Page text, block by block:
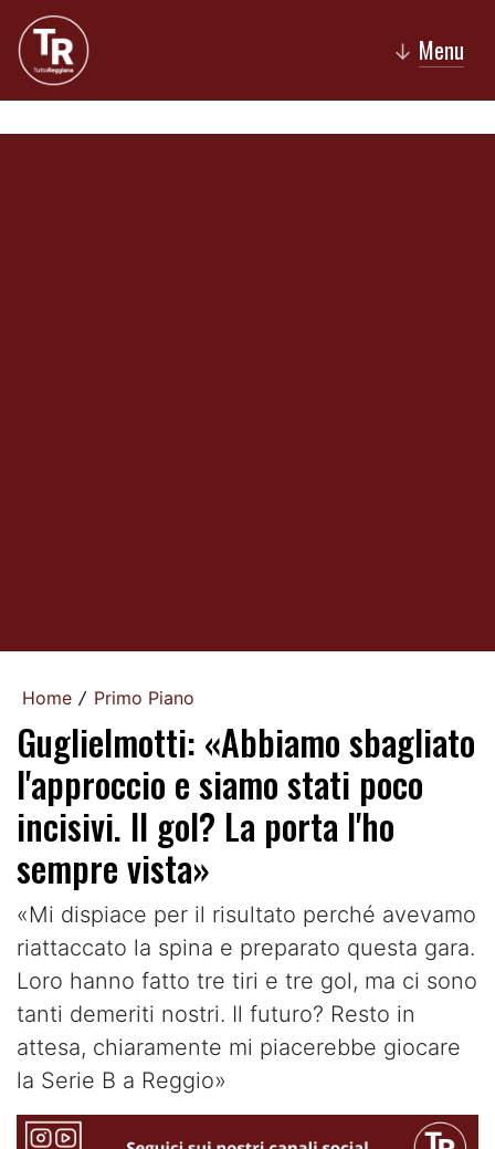
↓ Menu
Home / Primo Piano
Guglielmotti: «Abbiamo sbagliato
l'approccio e siamo stati poco
incisivi. Il gol? La porta l'ho
sempre vista»
«Mi dispiace per il risultato perché avevamo
riattaccato la spina e preparato questa gara.
Loro hanno fatto tre tiri e tre gol, ma ci sono
tanti demeriti nostri. Il futuro? Resto in
attesa, chiaramente mi piacerebbe giocare
la Serie B a Reggio»